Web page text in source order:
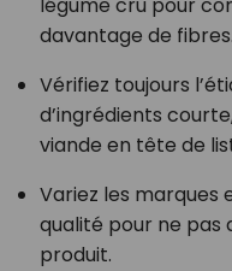
légume cru pour
davantage de fibres.
Vérifiez toujours
d’ingrédients
viande en tête de
Variez les marques
qualité pour ne pas
produit.